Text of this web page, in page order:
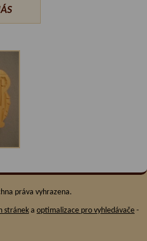
práva vyhrazena.
stráneka optimalizace pro vyhledávače -